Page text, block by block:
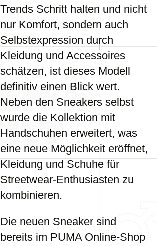
Trends Schritt halten und nicht
nur Komfort, sondern auch
Selbstexpression durch
Kleidung und Accessoires
schätzen, ist dieses Modell
definitiv einen Blick wert.
Neben den Sneakers selbst
wurde die Kollektion mit
Handschuhen erweitert, was
eine neue Möglichkeit eröffnet,
Kleidung und Schuhe für
Streetwear-Enthusiasten zu
kombinieren.
Die neuen Sneaker sind
bereits im PUMA Online-Shop